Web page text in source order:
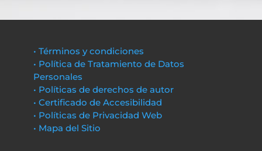
• Términos y condiciones
• Política de Tratamiento de Datos
Personales
• Políticas de derechos de autor
• Certificado de Accesibilidad
• Políticas de Privacidad Web
• Mapa del Sitio